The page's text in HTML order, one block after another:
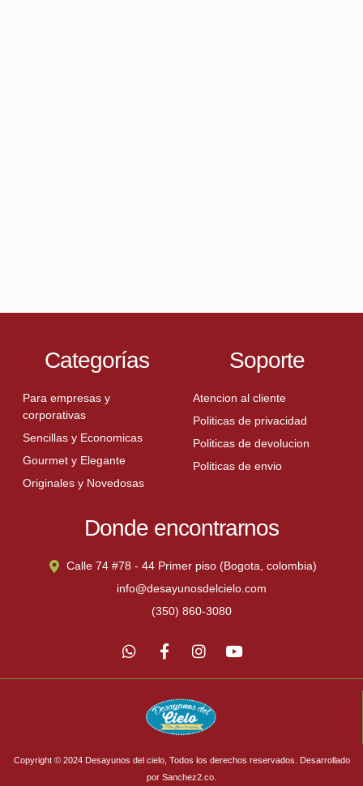
Categorías
Para empresas y
corporativas
Sencillas y Economicas
Gourmet y Elegante
Originales y Novedosas
Soporte
Atencion al cliente
Politicas de privacidad
Politicas de devolucion
Politicas de envio
Donde encontrarnos
Calle 74 #78 - 44 Primer piso (Bogota, colombia)
info@desayunosdelcielo.com
(350) 860-3080
Copyright © 2024 Desayunos del cielo, Todos los derechos reservados. Desarrollado
por Sanchez2.co.